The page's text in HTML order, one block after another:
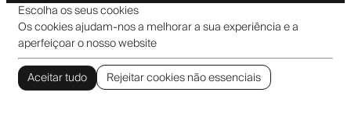
Escolha os seus cookies
Os cookies ajudam-nos a melhorar a sua experiência e a
aperfeiçoar o nosso website
Aceitar tudo
Rejeitar cookies não essenciais